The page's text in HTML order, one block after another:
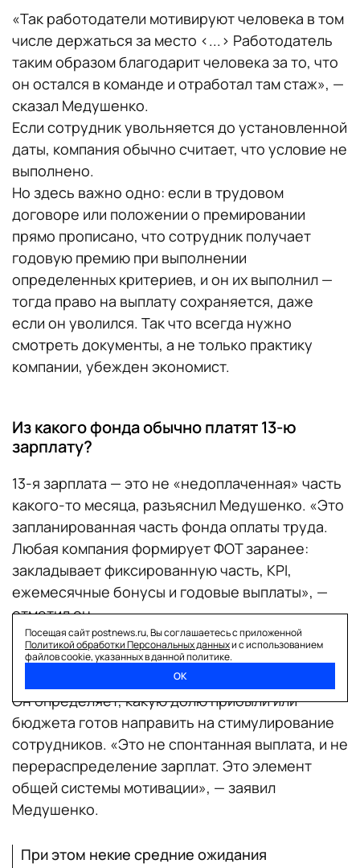
«Так работодатели мотивируют человека в том
числе держаться за место <...> Работодатель
таким образом благодарит человека за то, что
он остался в команде и отработал там стаж», —
сказал Медушенко.
Если сотрудник увольняется до установленной
даты, компания обычно считает, что условие не
выполнено.
Но здесь важно одно: если в трудовом
договоре или положении о премировании
прямо прописано, что сотрудник получает
годовую премию при выполнении
определенных критериев, и он их выполнил —
тогда право на выплату сохраняется, даже
если он уволился. Так что всегда нужно
смотреть документы, а не только практику
компании, убежден экономист.
Из какого фонда обычно платят 13-ю
зарплату?
13-я зарплата — это не «недоплаченная» часть
какого-то месяца, разъяснил Медушенко. «Это
запланированная часть фонда оплаты труда.
Любая компания формирует ФОТ заранее:
закладывает фиксированную часть, KPI,
ежемесячные бонусы и годовые выплаты», —
отметил он.
Когда мы говорим о 13-й зарплате, речь идет
именно о переменной части мотивации,
которую работодатель изначально планирует.
Он определяет, какую долю прибыли или
бюджета готов направить на стимулирование
сотрудников. «Это не спонтанная выплата, и не
перераспределение зарплат. Это элемент
общей системы мотивации», — заявил
Медушенко.
При этом некие средние ожидания
Посещая сайт postnews.ru, Вы соглашаетесь с приложенной
Политикой обработки Персональных данныхи с использованием
файлов cookie, указанных в данной политике.
ОК